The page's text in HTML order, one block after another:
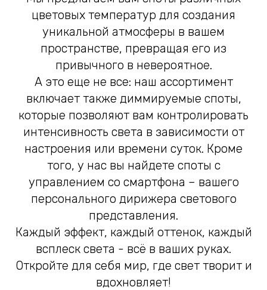
цветовых температур для создания
уникальной атмосферы в вашем
пространстве, превращая его из
привычного в невероятное.
А это еще не все: наш ассортимент
включает также диммируемые споты,
которые позволяют вам контролировать
интенсивность света в зависимости от
настроения или времени суток. Кроме
того, у нас вы найдете споты с
управлением со смартфона – вашего
персонального дирижера светового
представления.
Каждый эффект, каждый оттенок, каждый
всплеск света - всё в ваших руках.
Откройте для себя мир, где свет творит и
вдохновляет!